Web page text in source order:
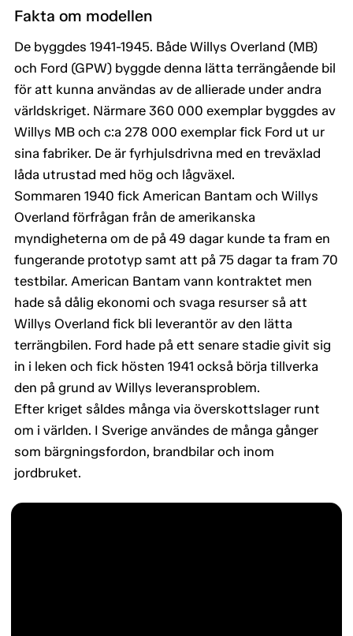
Fakta om modellen
De byggdes 1941-1945. Både Willys Overland (MB)
och Ford (GPW) byggde denna lätta terrängående bil
för att kunna användas av de allierade under andra
världskriget. Närmare 360 000 exemplar byggdes av
Willys MB och c:a 278 000 exemplar fick Ford ut ur
sina fabriker. De är fyrhjulsdrivna med en treväxlad
låda utrustad med hög och lågväxel.
Sommaren 1940 fick American Bantam och Willys
Overland förfrågan från de amerikanska
myndigheterna om de på 49 dagar kunde ta fram en
fungerande prototyp samt att på 75 dagar ta fram 70
testbilar. American Bantam vann kontraktet men
hade så dålig ekonomi och svaga resurser så att
Willys Overland fick bli leverantör av den lätta
terrängbilen. Ford hade på ett senare stadie givit sig
in i leken och fick hösten 1941 också börja tillverka
den på grund av Willys leveransproblem.
Efter kriget såldes många via överskottslager runt
om i världen. I Sverige användes de många gånger
som bärgningsfordon, brandbilar och inom
jordbruket.